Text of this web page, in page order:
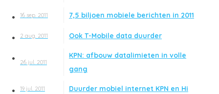
16 sep. 2011 7,5 biljoen mobiele berichten in 2011
2 aug. 2011 Ook T-Mobile data duurder
26 jul. 2011
KPN: afbouw datalimieten in volle
gang
19 jul. 2011 Duurder mobiel internet KPN en Hi